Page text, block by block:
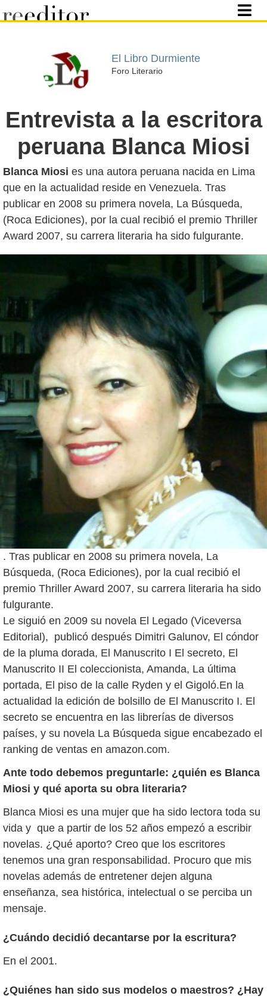
El Libro Durmiente
Foro Literario
Entrevista a la escritora
peruana Blanca Miosi
Blanca Miosi es una autora peruana nacida en Lima
que en la actualidad reside en Venezuela. Tras
publicar en 2008 su primera novela, La Búsqueda,
(Roca Ediciones), por la cual recibió el premio Thriller
. Tras publicar en 2008 su primera novela, La
Búsqueda, (Roca Ediciones), por la cual recibió el
premio Thriller Award 2007, su carrera literaria ha sido
fulgurante.
Le siguió en 2009 su novela El Legado (Viceversa
Editorial), publicó después Dimitri Galunov, El cóndor
de la pluma dorada, El Manuscrito I El secreto, El
Manuscrito II El coleccionista, Amanda, La última
portada, El piso de la calle Ryden y el Gigoló.En la
actualidad la edición de bolsillo de El Manuscrito I. El
secreto se encuentra en las librerías de diversos
países, y su novela La Búsqueda sigue encabezado el
ranking de ventas en amazon.com.
Ante todo debemos preguntarle: ¿quién es Blanca
Miosi y qué aporta su obra literaria?
Blanca Miosi es una mujer que ha sido lectora toda su
vida y que a partir de los 52 años empezó a escribir
novelas. ¿Qué aporto? Creo que los escritores
tenemos una gran responsabilidad. Procuro que mis
novelas además de entretener dejen alguna
enseñanza, sea histórica, intelectual o se perciba un
mensaje.
¿Cuándo decidió decantarse por la escritura?
En el 2001.
¿Quiénes han sido sus modelos o maestros? ¿Hay